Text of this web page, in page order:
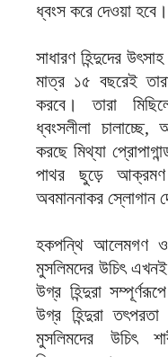
ধ্বংস করে দেওয়া হবে।
সাধারণ হিন্দুদের
মাত্র ১৫ বছরেই
করবে। তারা
ধ্বংসলীলা
করছে মিথ্যা
পাথর ছুড়ে আক্রমণ
অবমাননাকর স্লোগান
হকপন্থি আলেমগণ ও
মুসলিমদের উচিৎ
উগ্র হিন্দুরা
উগ্র হিন্দুরা
মুসলিমদের উচিৎ